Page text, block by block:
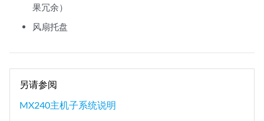
果冗余）
风扇托盘
另请参阅
MX240主机子系统说明